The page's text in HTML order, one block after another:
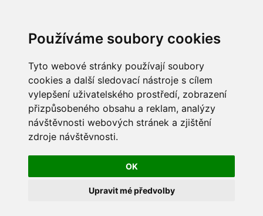
Používáme soubory cookies
Tyto webové stránky používají soubory
cookies a další sledovací nástroje s cílem
vylepšení uživatelského prostředí, zobrazení
přizpůsobeného obsahu a reklam, analýzy
návštěvnosti webových stránek a zjištění
zdroje návštěvnosti.
OK
Upravit mé předvolby